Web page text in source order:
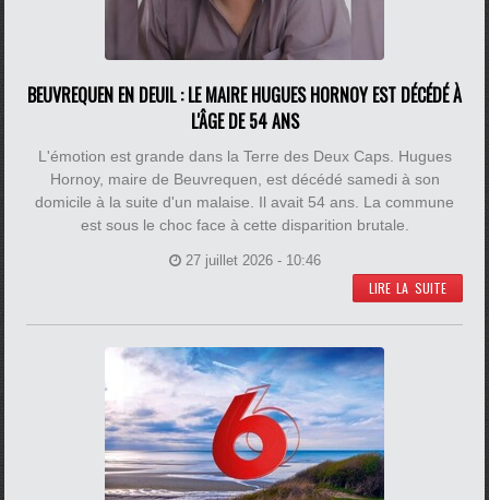
BEUVREQUEN EN DEUIL : LE MAIRE HUGUES HORNOY EST DÉCÉDÉ À
L'ÂGE DE 54 ANS
L'émotion est grande dans la Terre des Deux Caps. Hugues
Hornoy, maire de Beuvrequen, est décédé samedi à son
domicile à la suite d'un malaise. Il avait 54 ans. La commune
est sous le choc face à cette disparition brutale.
27 juillet 2026 - 10:46
LIRE LA SUITE